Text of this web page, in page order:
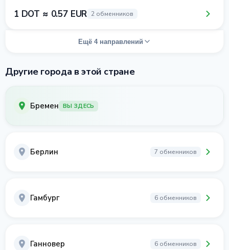
1 DOT ≈ 0.57 EUR 2 обменников
Ещё 4 направлений
Другие города в этой стране
Бремен ВЫ ЗДЕСЬ
Берлин 7 обменников
Гамбург 6 обменников
Ганновер 6 обменников